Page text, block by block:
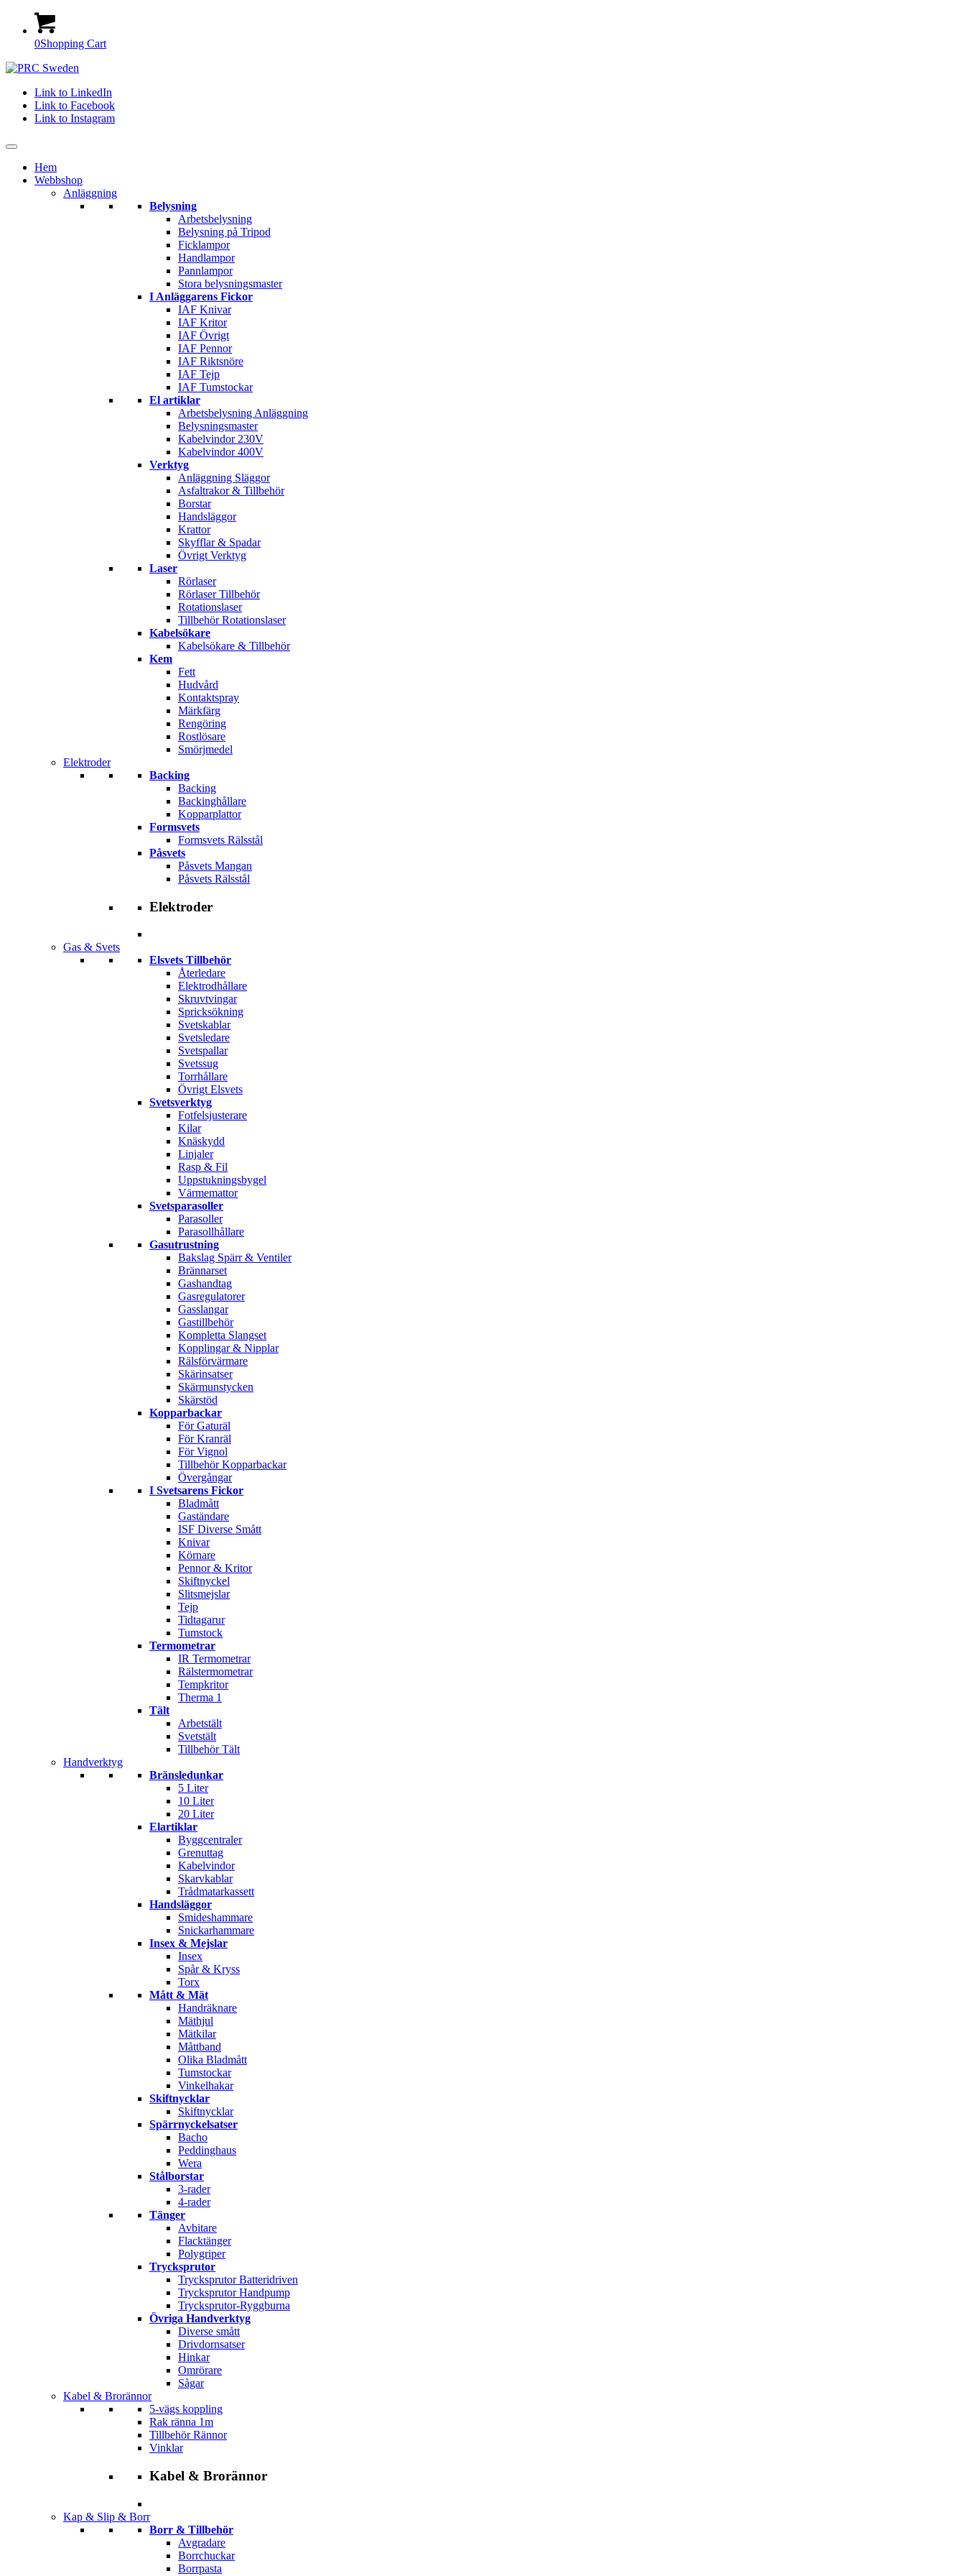
0Shopping Cart
Link to LinkedIn
Link to Facebook
Link to Instagram
Hem
Webbshop
Anläggning
Belysning
Arbetsbelysning
Belysning på Tripod
Ficklampor
Handlampor
Pannlampor
Stora belysningsmaster
I Anläggarens Fickor
IAF Knivar
IAF Kritor
IAF Övrigt
IAF Pennor
IAF Riktsnöre
IAF Tejp
IAF Tumstockar
El artiklar
Arbetsbelysning Anläggning
Belysningsmaster
Kabelvindor 230V
Kabelvindor 400V
Verktyg
Anläggning Släggor
Asfaltrakor & Tillbehör
Borstar
Handsläggor
Krattor
Skyfflar & Spadar
Övrigt Verktyg
Laser
Rörlaser
Rörlaser Tillbehör
Rotationslaser
Tillbehör Rotationslaser
Kabelsökare
Kabelsökare & Tillbehör
Kem
Fett
Hudvård
Kontaktspray
Märkfärg
Rengöring
Rostlösare
Smörjmedel
Elektroder
Backing
Backing
Backinghållare
Kopparplattor
Formsvets
Formsvets Rälsstål
Påsvets
Påsvets Mangan
Påsvets Rälsstål
Elektroder
Gas & Svets
Elsvets Tillbehör
Återledare
Elektrodhållare
Skruvtvingar
Spricksökning
Svetskablar
Svetsledare
Svetspallar
Svetssug
Torrhållare
Övrigt Elsvets
Svetsverktyg
Fotfelsjusterare
Kilar
Knäskydd
Linjaler
Rasp & Fil
Uppstukningsbygel
Värmemattor
Svetsparasoller
Parasoller
Parasollhållare
Gasutrustning
Bakslag Spärr & Ventiler
Brännarset
Gashandtag
Gasregulatorer
Gasslangar
Gastillbehör
Kompletta Slangset
Kopplingar & Nipplar
Rälsförvärmare
Skärinsatser
Skärmunstycken
Skärstöd
Kopparbackar
För Gaturäl
För Kranräl
För Vignol
Tillbehör Kopparbackar
Övergångar
I Svetsarens Fickor
Bladmått
Gaständare
ISF Diverse Smått
Knivar
Körnare
Pennor & Kritor
Skiftnyckel
Slitsmejslar
Tejp
Tidtagarur
Tumstock
Termometrar
IR Termometrar
Rälstermometrar
Tempkritor
Therma 1
Tält
Arbetstält
Svetstält
Tillbehör Tält
Handverktyg
Bränsledunkar
5 Liter
10 Liter
20 Liter
Elartiklar
Byggcentraler
Grenuttag
Kabelvindor
Skarvkablar
Trådmatarkassett
Handsläggor
Smideshammare
Snickarhammare
Insex & Mejslar
Insex
Spår & Kryss
Torx
Mått & Mät
Handräknare
Mäthjul
Mätkilar
Måttband
Olika Bladmått
Tumstockar
Vinkelhakar
Skiftnycklar
Skiftnycklar
Spärrnyckelsatser
Bacho
Peddinghaus
Wera
Stålborstar
3-rader
4-rader
Tänger
Avbitare
Flacktänger
Polygriper
Trycksprutor
Trycksprutor Batteridriven
Trycksprutor Handpump
Trycksprutor-Ryggburna
Övriga Handverktyg
Diverse smått
Drivdornsatser
Hinkar
Omrörare
Sågar
Kabel & Brorännor
5-vägs koppling
Rak ränna 1m
Tillbehör Rännor
Vinklar
Kabel & Brorännor
Kap & Slip & Borr
Borr & Tillbehör
Avgradare
Borrchuckar
Borrpasta